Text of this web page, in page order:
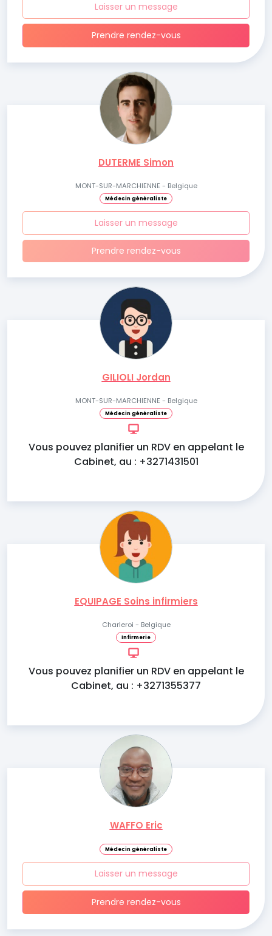
Laisser un message
Prendre rendez-vous
DUTERME Simon
MONT-SUR-MARCHIENNE - Belgique
Médecin généraliste
Laisser un message
Prendre rendez-vous
GILIOLI Jordan
MONT-SUR-MARCHIENNE - Belgique
Médecin généraliste
Vous pouvez planifier un RDV en appelant le
Cabinet, au : +3271431501
EQUIPAGE Soins infirmiers
Charleroi - Belgique
Infirmerie
Vous pouvez planifier un RDV en appelant le
Cabinet, au : +3271355377
WAFFO Eric
Médecin généraliste
Laisser un message
Prendre rendez-vous